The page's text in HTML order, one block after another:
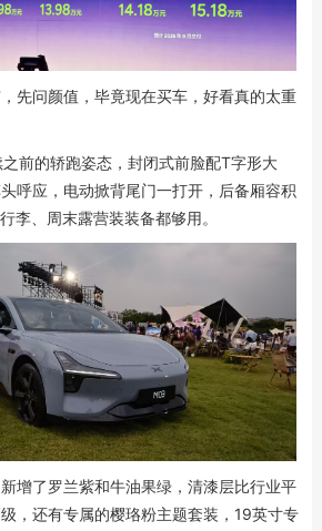
先问颜值，毕竟现在买车，好看真的太重
前的轿跑姿态，封闭式前脸配T字形大
呼应，电动掀背尾门一打开，后备厢容积
李、周末露营装装备都够用。
增了罗兰紫和牛油果绿，清漆层比行业平
，还有专属的樱珞粉主题套装，19英寸专